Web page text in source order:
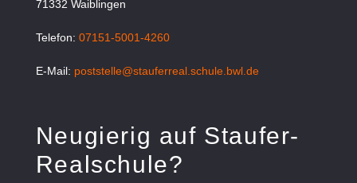
71332 Waiblingen
Telefon: 07151-5001-4260
E-Mail: poststelle@stauferreal.schule.bwl.de
Neugierig auf Staufer-
Realschule?